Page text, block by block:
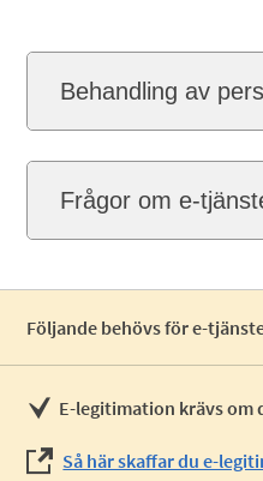
Behandling av
Frågor om e-
Följande behövs för e-
E-legitimation krävs om
Så här skaffar du e-